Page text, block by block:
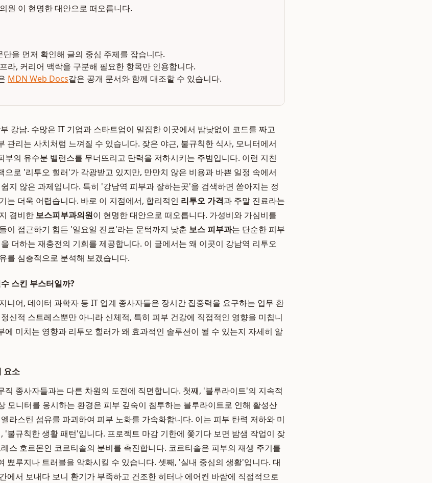
원 이 현명한 대안으로 떠오릅니다.
을 먼저 확인해 글의 중심 주제를 잡습니다.
라, 커리어 맥락을 구분해 필요한 항목만 인용합니다.
MDN Web Docs같은 공개 문서와 함께 대조할 수 있습니다.
강남. 수많은 IT 기업과 스타트업이 밀집한 이곳에서 밤낮없이 코드를 짜고
관리는 사치처럼 느껴질 수 있습니다. 잦은 야근, 불규칙한 식사, 모니터에서
부의 유수분 밸런스를 무너뜨리고 탄력을 저하시키는 주범입니다. 이런 지친
으로 '리투오 힐러'가 각광받고 있지만, 만만치 않은 비용과 바쁜 일정 속에서
지 않은 과제입니다. 특히 '강남역 피부과 잘하는곳'을 검색하면 쏟아지는 정
는 더욱 어렵습니다. 바로 이 지점에서, 합리적인 리투오 가격과 주말 진료라는
겸비한 보스피부과의원이 현명한 대안으로 떠오릅니다. 가성비와 가심비를
이 접근하기 힘든 '일요일 진료'라는 문턱까지 낮춘 보스 피부과는 단순한 피부
더하는 재충전의 기회를 제공합니다. 이 글에서는 왜 이곳이 강남역 리투오
를 심층적으로 분석해 보겠습니다.
스킨 부스터일까?
니어, 데이터 과학자 등 IT 업계 종사자들은 장시간 집중력을 요구하는 업무 환
신적 스트레스뿐만 아니라 신체적, 특히 피부 건강에 직접적인 영향을 미칩니
에 미치는 영향과 리투오 힐러가 왜 효과적인 솔루션이 될 수 있는지 자세히 알
요소
직 종사자들과는 다른 차원의 도전에 직면합니다. 첫째, '블루라이트'의 지속적
모니터를 응시하는 환경은 피부 깊숙이 침투하는 블루라이트로 인해 활성산
라스틴 섬유를 파괴하여 피부 노화를 가속화합니다. 이는 피부 탄력 저하와 미
'불규칙한 생활 패턴'입니다. 프로젝트 마감 기한에 쫓기다 보면 밤샘 작업이 잦
스 호르몬인 코르티솔의 분비를 촉진합니다. 코르티솔은 피부의 재생 주기를
뾰루지나 트러블을 악화시킬 수 있습니다. 셋째, '실내 중심의 생활'입니다. 대
에서 보내다 보니 환기가 부족하고 건조한 히터나 에어컨 바람에 직접적으로